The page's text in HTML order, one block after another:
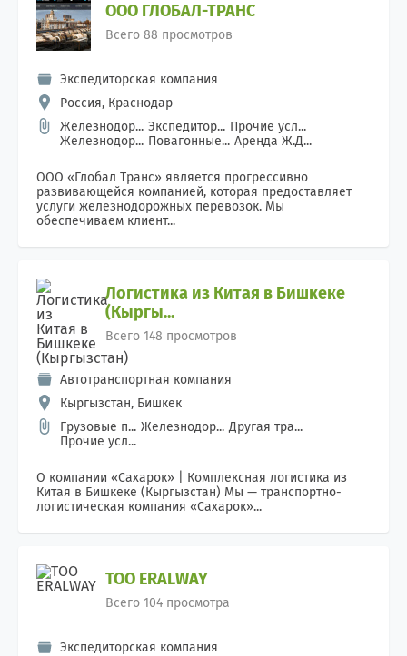
ООО ГЛОБАЛ-ТРАНС
Всего 88 просмотров
Экспедиторская компания
Россия, Краснодар
Железнодор... Экспедитор... Прочие усл...
Железнодор... Повагонные... Аренда Ж.Д...
ООО «Глобал Транс» является прогрессивно
развивающейся компанией, которая предоставляет
услуги железнодорожных перевозок. Мы
обеспечиваем клиент...
Логистика из Китая в Бишкеке
(Кыргы...
Всего 148 просмотров
Автотранспортная компания
Кыргызстан, Бишкек
Грузовые п... Железнодор... Другая тра...
Прочие усл...
О компании «Сахарок» | Комплексная логистика из
Китая в Бишкеке (Кыргызстан) Мы — транспортно-
логистическая компания «Сахарок»...
ТОО ERALWAY
Всего 104 просмотра
Экспедиторская компания